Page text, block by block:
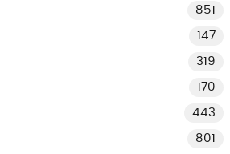
851
147
319
170
443
801